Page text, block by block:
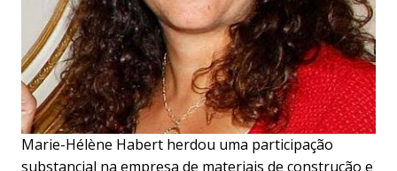
Marie-Hélène Habert herdou uma participação
substancial na empresa de materiais de construção e